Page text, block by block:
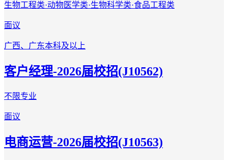
生物工程类·动物医学类·生物科学类·食品工程类
面议
广西、广东本科及以上
客户经理-2026届校招(J10562)
不限专业
面议
电商运营-2026届校招(J10563)